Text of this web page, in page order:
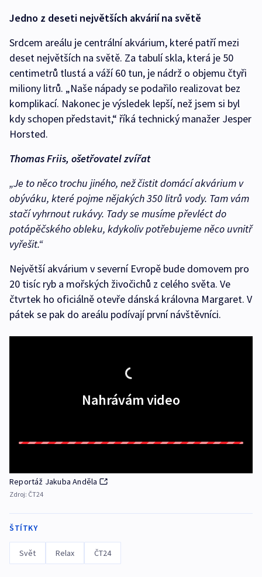
Jedno z deseti největších akvárií na světě
Srdcem areálu je centrální akvárium, které patří mezi
deset největších na světě. Za tabulí skla, která je 50
centimetrů tlustá a váží 60 tun, je nádrž o objemu čtyři
miliony litrů. „Naše nápady se podařilo realizovat bez
komplikací. Nakonec je výsledek lepší, než jsem si byl
kdy schopen představit,“ říká technický manažer Jesper
Horsted.
Thomas Friis, ošetřovatel zvířat
„Je to něco trochu jiného, než čistit domácí akvárium v
obýváku, které pojme nějakých 350 litrů vody. Tam vám
stačí vyhrnout rukávy. Tady se musíme převléct do
potápěčského obleku, kdykoliv potřebujeme něco uvnitř
vyřešit.“
Největší akvárium v severní Evropě bude domovem pro
20 tisíc ryb a mořských živočichů z celého světa. Ve
čtvrtek ho oficiálně otevře dánská královna Margaret. V
pátek se pak do areálu podívají první návštěvníci.
Nahrávám video
Reportáž Jakuba Anděla
Zdroj: ČT24
ŠTÍTKY
Svět Relax ČT24